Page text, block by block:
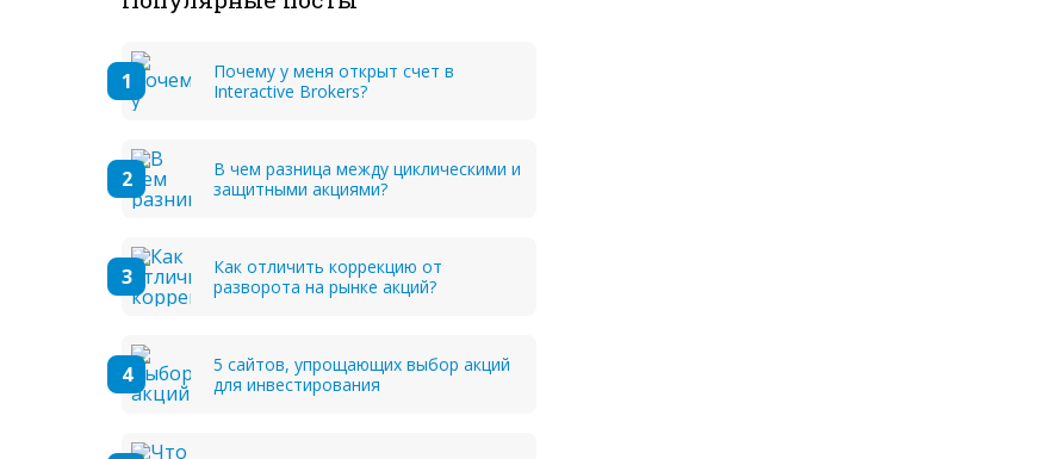
Почему у меня открыт счет в
Interactive Brokers?
В чем разница между циклическими и
защитными акциями?
Как отличить коррекцию от
разворота на рынке акций?
5 сайтов, упрощающих выбор акций
для инвестирования